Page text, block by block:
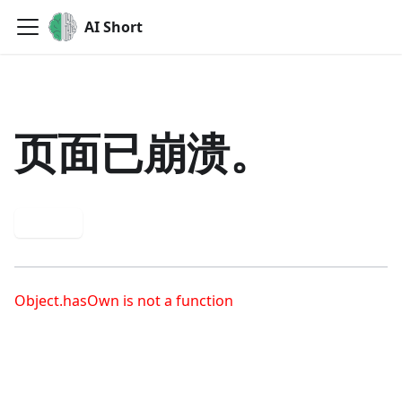
AI Short
页面已崩溃。
Object.hasOwn is not a function